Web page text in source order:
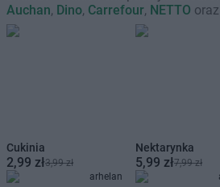
Auchan, Dino, Carrefour, NETTO oraz
Cukinia
2,99 zł3,99 zł
arhelan
Nektarynka
5,99 zł7,99 zł